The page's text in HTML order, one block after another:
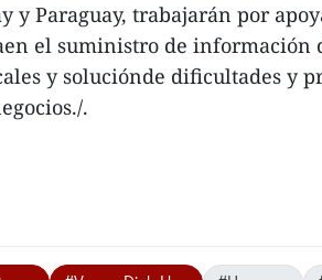
y Paraguay, trabajarán por
el suministro de información
y soluciónde dificultades y
.